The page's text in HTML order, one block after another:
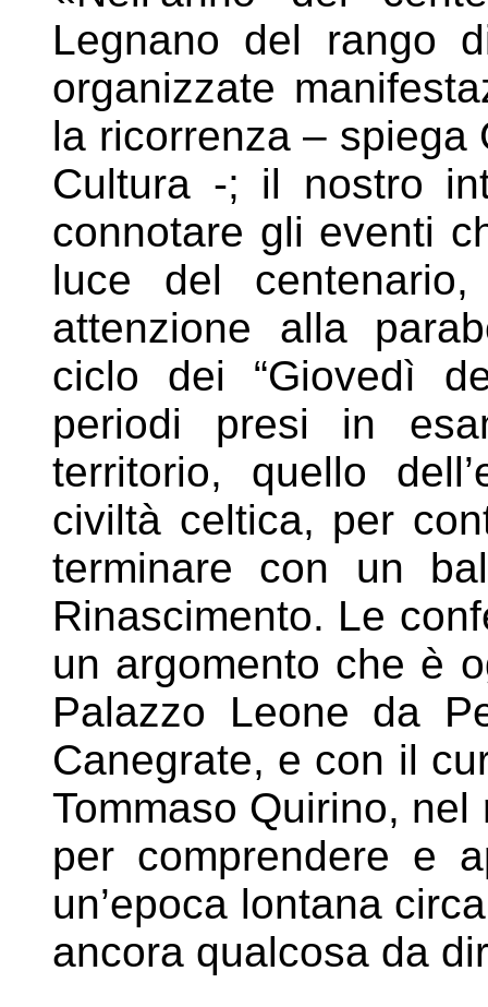
Legnano del rango
organizzate
la ricorrenza –
Cultura -; il nostro
connotare gli eventi
luce del
attenzione alla
ciclo dei “Giovedì
periodi presi in
territorio, quello
civiltà celtica, per
terminare con un
Rinascimento. Le
un argomento che è
Palazzo Leone da
Canegrate, e con il
Tommaso Quirino,
per comprendere e
un’epoca lontana
ancora qualcosa da